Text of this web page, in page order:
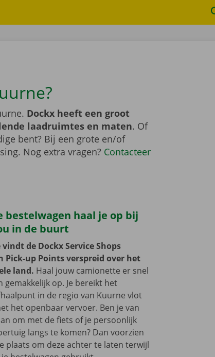
Dockx heeft een groot
laadruimtes en maten. Of
bent? Bij een grote en/of
Nog extra vragen? Contacteer
bestelwagen haal je op bij
in de buurt
vindt de Dockx Service Shops
Pick-up Points verspreid over het
land. Haal jouw camionette er snel
gemakkelijk op. Je bereikt het
in de regio van Kuurne vlot
het openbaar vervoer. Ben je van
om met de fiets of je persoonlijk
langs te komen? Dan voorzien
plaats om deze achter te laten terwijl